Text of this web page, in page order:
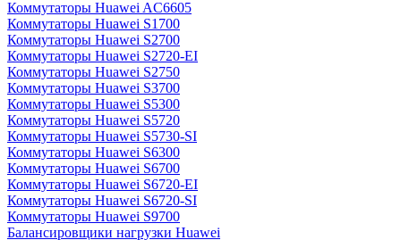
Коммутаторы Huawei AC6605
Коммутаторы Huawei S1700
Коммутаторы Huawei S2700
Коммутаторы Huawei S2720-EI
Коммутаторы Huawei S2750
Коммутаторы Huawei S3700
Коммутаторы Huawei S5300
Коммутаторы Huawei S5720
Коммутаторы Huawei S5730-SI
Коммутаторы Huawei S6300
Коммутаторы Huawei S6700
Коммутаторы Huawei S6720-EI
Коммутаторы Huawei S6720-SI
Коммутаторы Huawei S9700
Балансировщики нагрузки Huawei